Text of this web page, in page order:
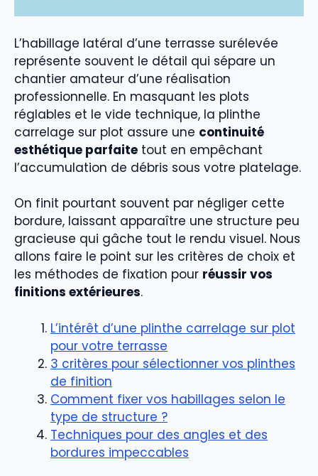
L’habillage latéral d’une terrasse surélevée
représente souvent le détail qui sépare un
chantier amateur d’une réalisation
professionnelle. En masquant les plots
réglables et le vide technique, la plinthe
carrelage sur plot assure une continuité
esthétique parfaite tout en empêchant
l’accumulation de débris sous votre platelage.
On finit pourtant souvent par négliger cette
bordure, laissant apparaître une structure peu
gracieuse qui gâche tout le rendu visuel. Nous
allons faire le point sur les critères de choix et
les méthodes de fixation pour réussir vos
finitions extérieures.
L’intérêt d’une plinthe carrelage sur plot
pour votre terrasse
3 critères pour sélectionner vos plinthes
de finition
Comment fixer vos habillages selon le
type de structure ?
Techniques pour des angles et des
bordures impeccables